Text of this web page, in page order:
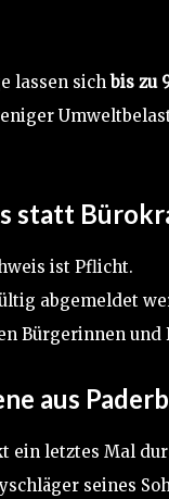
lassen sichbis zu
statt
ist Pflicht.
abgemeldet
Bürgerinnen
aus
ein letztes Mal
seines